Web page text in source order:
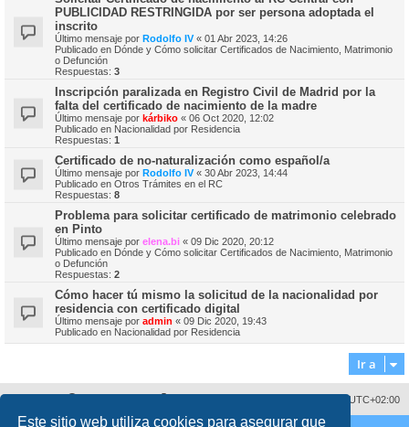
Este sitio web utiliza cookies para asegurar que
PUBLICIDAD RESTRINGIDA por ser persona adoptada el
inscrito
Último mensaje por Rodolfo IV« 01 Abr 2023, 14:26
Publicado en Dónde y Cómo solicitar Certificados de Nacimiento, Matrimonio
o Defunción
Respuestas: 3
Inscripción paralizada en Registro Civil de Madrid por la
falta del certificado de nacimiento de la madre
Último mensaje por kárbiko « 06 Oct 2020, 12:02
Publicado en Nacionalidad por Residencia
Respuestas: 1
Certificado de no-naturalización como español/a
Último mensaje por Rodolfo IV« 30 Abr 2023, 14:44
Publicado en Otros Trámites en el RC
Respuestas: 8
Problema para solicitar certificado de matrimonio celebrado
en Pinto
Último mensaje por elena.bi « 09 Dic 2020, 20:12
Publicado en Dónde y Cómo solicitar Certificados de Nacimiento, Matrimonio
o Defunción
Respuestas: 2
Cómo hacer tú mismo la solicitud de la nacionalidad por
residencia con certificado digital
Último mensaje por admin « 09 Dic 2020, 19:43
Publicado en Nacionalidad por Residencia
Ir a
UTC+02:00